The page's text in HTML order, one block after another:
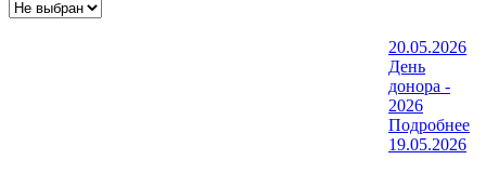
20.05.2026
День
донора -
2026
Подробнее
19.05.2026